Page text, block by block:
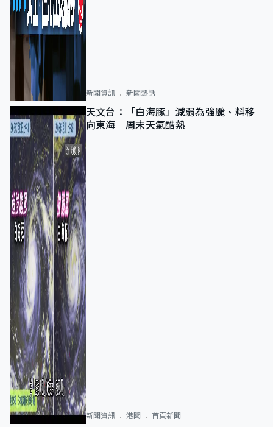
新聞資訊 新聞熱話
天文台：「白海豚」減弱為強颱、料移
向東海 周末天氣酷熱
新聞資訊 港聞 首頁新聞